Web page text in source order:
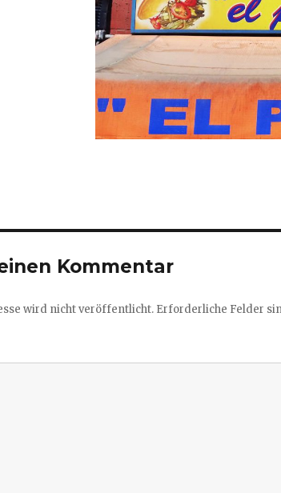
Kommentar
wird nicht veröffentlicht. Erforderliche Felder